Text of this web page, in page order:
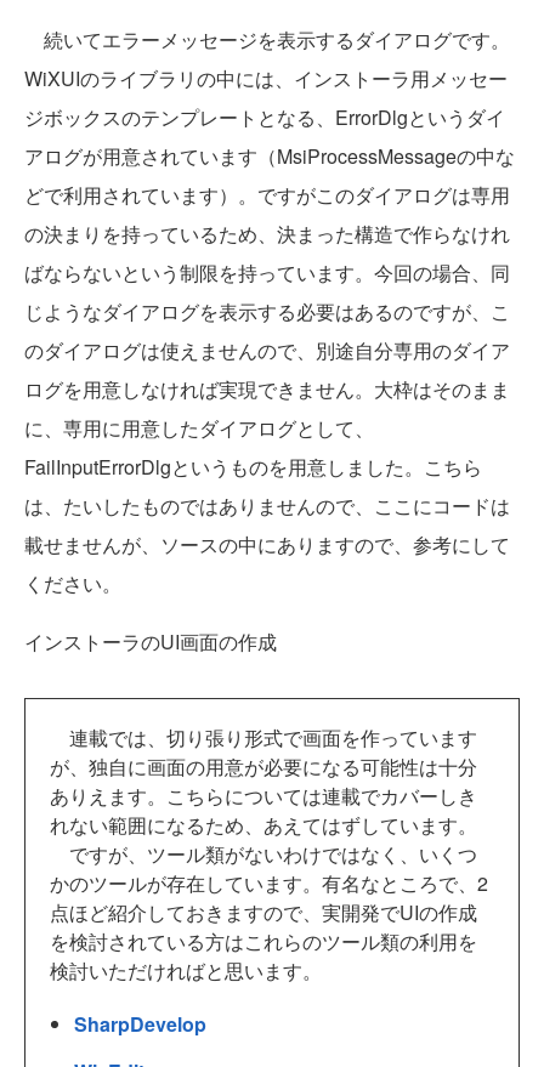
続いてエラーメッセージを表示するダイアログです。
WiXUIのライブラリの中には、インストーラ用メッセー
ジボックスのテンプレートとなる、ErrorDlgというダイ
アログが用意されています（MsiProcessMessageの中な
どで利用されています）。ですがこのダイアログは専用
の決まりを持っているため、決まった構造で作らなけれ
ばならないという制限を持っています。今回の場合、同
じようなダイアログを表示する必要はあるのですが、こ
のダイアログは使えませんので、別途自分専用のダイア
ログを用意しなければ実現できません。大枠はそのまま
に、専用に用意したダイアログとして、
FailInputErrorDlgというものを用意しました。こちら
は、たいしたものではありませんので、ここにコードは
載せませんが、ソースの中にありますので、参考にして
ください。
インストーラのUI画面の作成
連載では、切り張り形式で画面を作っています
が、独自に画面の用意が必要になる可能性は十分
ありえます。こちらについては連載でカバーしき
れない範囲になるため、あえてはずしています。
ですが、ツール類がないわけではなく、いくつ
かのツールが存在しています。有名なところで、2
点ほど紹介しておきますので、実開発でUIの作成
を検討されている方はこれらのツール類の利用を
検討いただければと思います。
SharpDevelop